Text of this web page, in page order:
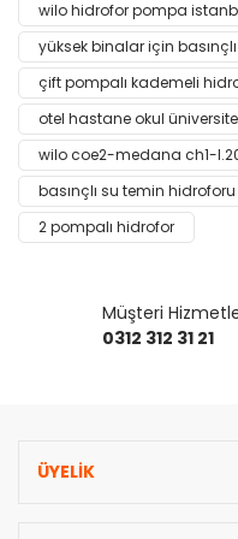
Ürün resmi kalitesiz,
Ürün açıklamasında
Ürün bilgilerinde
Ürün fiyatı diğer
Bu ürüne benzer farklı
wilo hidrofor pompa
yüksek binalar için
çift pompalı kademeli
otel hastane okul
wilo coe2-medana ch1-
basınçlı su temin hidroforu
2 pompalı hidrofor
Müşteri
0312 312 31 21
ÜYELİK